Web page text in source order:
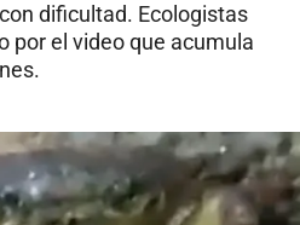
dificultad. Ecologistas
por el video que acumula